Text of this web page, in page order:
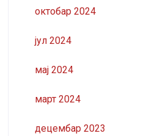
октобар 2024
јул 2024
мај 2024
март 2024
децембар 2023